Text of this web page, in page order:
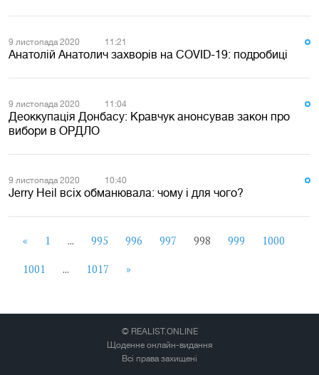
9 листопада 2020 11:21
Анатолій Анатолич захворів на COVID-19: подробиці
9 листопада 2020 11:04
Деоккупація Донбасу: Кравчук анонсував закон про
вибори в ОРДЛО
9 листопада 2020 10:40
Jerry Heil всіх обманювала: чому і для чого?
« 1 ... 995 996 997 998 999 1000
1001 ... 1017 »
© REALIST.ONLINE
Щоденне онлайн-видання
Всі права захищені